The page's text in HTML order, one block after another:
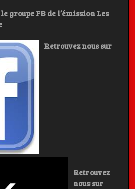
groupe FB de l’émission Les
Retrouvez nous sur
Retrouvez
nous sur